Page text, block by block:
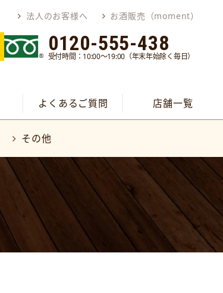
法人のお客様へ お酒販売（moment）
0120-555-438
受付時間：10:00～19:00（年末年始除く毎日）
よくあるご質問 店舗一覧
その他